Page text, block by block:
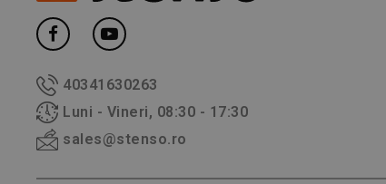
40341630263
Luni - Vineri, 08:30 - 17:30
sales@stenso.ro